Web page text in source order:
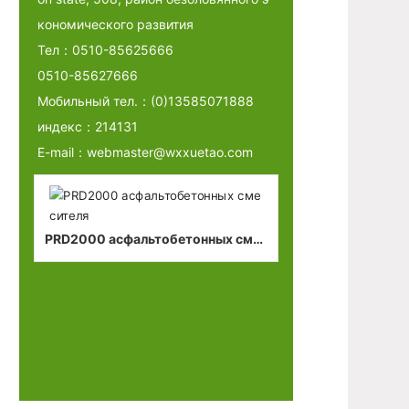
кономического развития
Тел： 0510-85625666
0510-85627666
Мобильный тел.： (0)13585071888
индекс：214131
E-mail： webmaster@wxxuetao.com
PRD2000 асфальтобетонных смес
ителя